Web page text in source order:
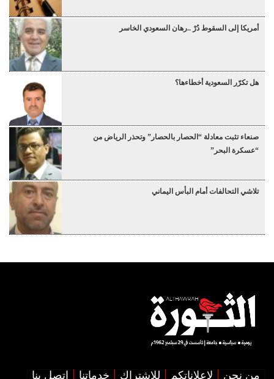
أمريكا إلى السقوط دُرْ ..رهان السعودي الخاسر
هل تكرّر السعودية أخطاءها؟
صنعاء تثبت معادلة “الحصار بالحصار” وتحذر الرياض من
“عسكرة البحر”
تلاشي التحالفات أمام البأس اليماني
من نحن لإعلاناتكم للإشتراك خدماتنا اتصل بنا